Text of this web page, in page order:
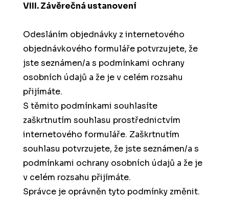
VIII. Závěrečná ustanovení
Odesláním objednávky z internetového
objednávkového formuláře potvrzujete, že
jste seznámen/a s podmínkami ochrany
osobních údajů a že je v celém rozsahu
přijímáte.
S těmito podmínkami souhlasíte
zaškrtnutím souhlasu prostřednictvím
internetového formuláře. Zaškrtnutím
souhlasu potvrzujete, že jste seznámen/a s
podmínkami ochrany osobních údajů a že je
v celém rozsahu přijímáte.
Správce je oprávněn tyto podmínky změnit.